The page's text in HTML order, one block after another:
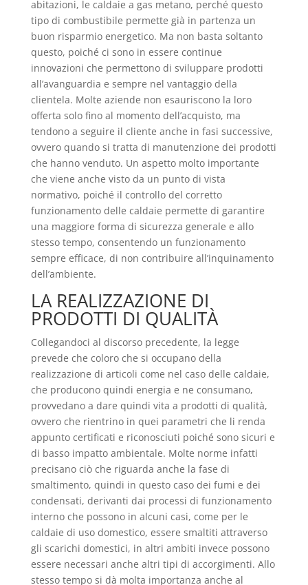
abitazioni, le caldaie a gas metano, perché questo
tipo di combustibile permette già in partenza un
buon risparmio energetico. Ma non basta soltanto
questo, poiché ci sono in essere continue
innovazioni che permettono di sviluppare prodotti
all’avanguardia e sempre nel vantaggio della
clientela. Molte aziende non esauriscono la loro
offerta solo fino al momento dell’acquisto, ma
tendono a seguire il cliente anche in fasi successive,
ovvero quando si tratta di manutenzione dei prodotti
che hanno venduto. Un aspetto molto importante
che viene anche visto da un punto di vista
normativo, poiché il controllo del corretto
funzionamento delle caldaie permette di garantire
una maggiore forma di sicurezza generale e allo
stesso tempo, consentendo un funzionamento
sempre efficace, di non contribuire all’inquinamento
dell’ambiente.
LA REALIZZAZIONE DI
PRODOTTI DI QUALITÀ
Collegandoci al discorso precedente, la legge
prevede che coloro che si occupano della
realizzazione di articoli come nel caso delle caldaie,
che producono quindi energia e ne consumano,
provvedano a dare quindi vita a prodotti di qualità,
ovvero che rientrino in quei parametri che li renda
appunto certificati e riconosciuti poiché sono sicuri e
di basso impatto ambientale. Molte norme infatti
precisano ciò che riguarda anche la fase di
smaltimento, quindi in questo caso dei fumi e dei
condensati, derivanti dai processi di funzionamento
interno che possono in alcuni casi, come per le
caldaie di uso domestico, essere smaltiti attraverso
gli scarichi domestici, in altri ambiti invece possono
essere necessari anche altri tipi di accorgimenti. Allo
stesso tempo si dà molta importanza anche al